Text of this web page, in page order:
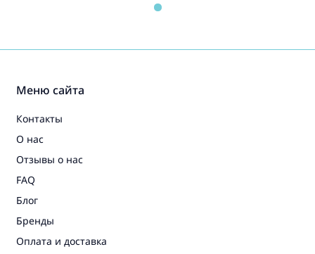
Меню сайта
Контакты
О нас
Отзывы о нас
FAQ
Блог
Бренды
Оплата и доставка